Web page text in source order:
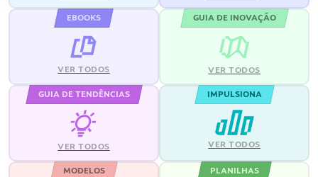
EBOOKS
VER TODOS
GUIA DE INOVAÇÃO
VER TODOS
GUIA DE TENDÊNCIAS
VER TODOS
IMPULSIONA
VER TODOS
MODELOS PLANILHAS